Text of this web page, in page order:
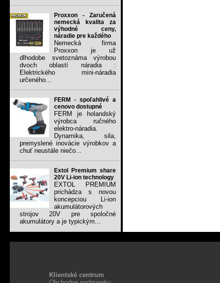
Proxxon - Zaručená
nemecká kvalita za
výhodné ceny,
náradie pre každého
Nemecká firma
Proxxon je už
dlhodobe svetoznáma výrobou
dvoch oblastí náradia :
Elektrického mini-náradia
určeného...
FERM - spoľahlivé a
cenovo dostupné
FERM je holandský
výrobca ručného
elektro-náradia.
Dynamika, sila,
premyslené inovácie výrobkov a
chuť neustále niečo...
Extol Premium share
20V Li-ion technology
EXTOL PREMIUM
prichádza s novou
koncepciou Li-ion
akumulátorových
strojov 20V pre spoločné
akumulátory a je typickým...
Klientské centrum